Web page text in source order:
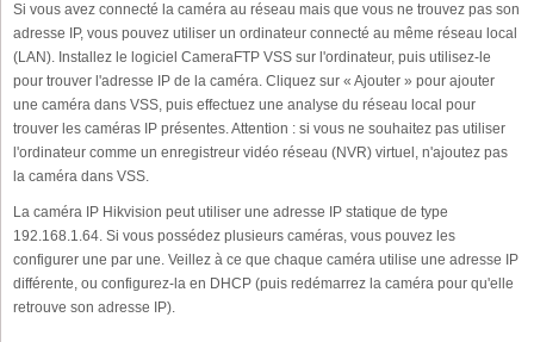
Si vous avez connecté la caméra au réseau mais que vous ne trouvez pas son
adresse IP, vous pouvez utiliser un ordinateur connecté au même réseau local
(LAN). Installez le logiciel CameraFTP VSS sur l'ordinateur, puis utilisez-le
pour trouver l'adresse IP de la caméra. Cliquez sur « Ajouter » pour ajouter
une caméra dans VSS, puis effectuez une analyse du réseau local pour
trouver les caméras IP présentes. Attention : si vous ne souhaitez pas utiliser
l'ordinateur comme un enregistreur vidéo réseau (NVR) virtuel, n'ajoutez pas
la caméra dans VSS.
La caméra IP Hikvision peut utiliser une adresse IP statique de type
192.168.1.64. Si vous possédez plusieurs caméras, vous pouvez les
configurer une par une. Veillez à ce que chaque caméra utilise une adresse IP
différente, ou configurez-la en DHCP (puis redémarrez la caméra pour qu'elle
retrouve son adresse IP).